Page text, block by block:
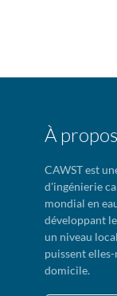
À
CAWST est
d'ingénierie
mondial en
développant
un niveau
puissent
domicile.